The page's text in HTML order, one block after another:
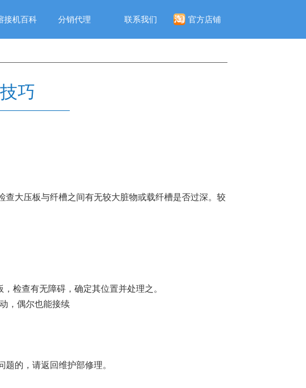
接机百科 分销代理 联系我们 官方店铺
巧
大压板与纤槽之间有无较大脏物或载纤槽是否过深。较
检查有无障碍，确定其位置并处理之。
，偶尔也能接续
的，请返回维护部修理。